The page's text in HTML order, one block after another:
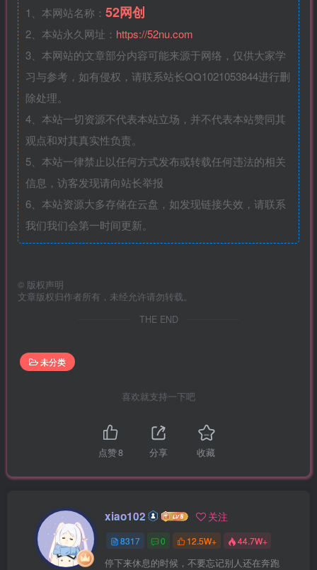
1、本网站名称： 52网创
2、本站永久网址： https://52nu.com
3、本网站的文章部分内容可能来源于网络，仅供大家学
习与参考，如有侵权，请联系站长QQ1021053844进行删
除处理。
4、本站一切资源不代表本站立场，并不代表本站赞同其
观点和对其真实性负责。
5、本站一律禁止以任何方式发布或转载任何违法的相关
信息，访客发现请向站长举报
6、本站资源大多存储在云盘，如发现链接失效，请联系
我们我们会第一时间更新。
© 版权声明
文章版权归作者所有，未经允许请勿转载。
THE END
未分类
喜欢就支持一下吧
点赞8 分享 收藏
xiao102 关注
8317 0 12.5W+ 44.7W+
停下来休息的时候，不要忘记别人还在奔跑